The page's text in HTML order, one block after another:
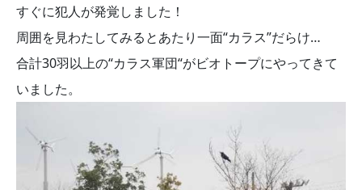
すぐに犯人が発覚しました！
周囲を見わたしてみるとあたり一面“カラス”だらけ…
合計30羽以上の“カラス軍団“がビオトープにやってきて
いました。